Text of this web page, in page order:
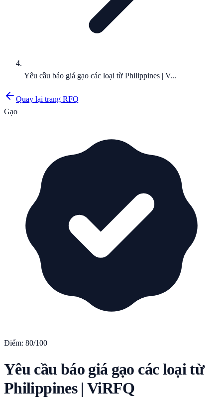
Yêu cầu báo giá gạo các loại từ Philippines | V...
Quay lại trang RFQ
Gạo
Điểm: 80/100
Yêu cầu báo giá gạo các loại từ
Philippines | ViRFQ